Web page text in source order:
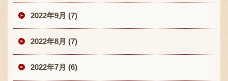
2022年9月 (7)
2022年8月 (7)
2022年7月 (6)